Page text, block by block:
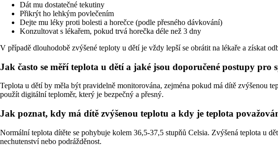
Dát mu dostatečné tekutiny
Přikrýt ho lehkým povlečením
Dejte mu léky proti bolesti a horečce (podle přesného dávkování)
Konzultovat s lékařem, pokud trvá horečka déle než 3 dny
V případě dlouhodobě zvýšené teploty u dětí je vždy lepší se obrátit na lékaře a získat
Jak často se měří teplota u dětí a jaké jsou doporučené postupy pro
Teplota u dětí by měla být pravidelně monitorována, zejména pokud má dítě zvýšenou
použít digitální teploměr, který je bezpečný a přesný.
Jak poznat, kdy má dítě zvýšenou teplotu a kdy je teplota
Normální teplota dítěte se pohybuje kolem 36,5-37,5 stupňů Celsia. Zvýšená teplota u
nechutenství nebo podrážděnost.